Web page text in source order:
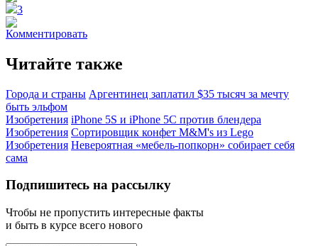
3
Комментировать
Читайте также
Города и страны Аргентинец заплатил $35 тысяч за мечту
быть эльфом
Изобретения iPhone 5S и iPhone 5C против блендера
Изобретения Сортировщик конфет M&M's из Lego
Изобретения Невероятная «мебель-попкорн» собирает себя
сама
Подпишитесь на рассылку
Чтобы не пропустить интересные факты
и быть в курсе всего нового